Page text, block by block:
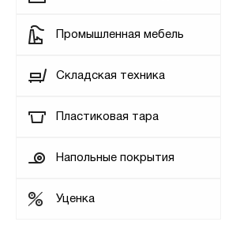
Промышленная мебель
Складская техника
Пластиковая тара
Напольные покрытия
Уценка